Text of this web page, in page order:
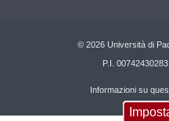
© 2026 Università di
P.I.
Informazioni su